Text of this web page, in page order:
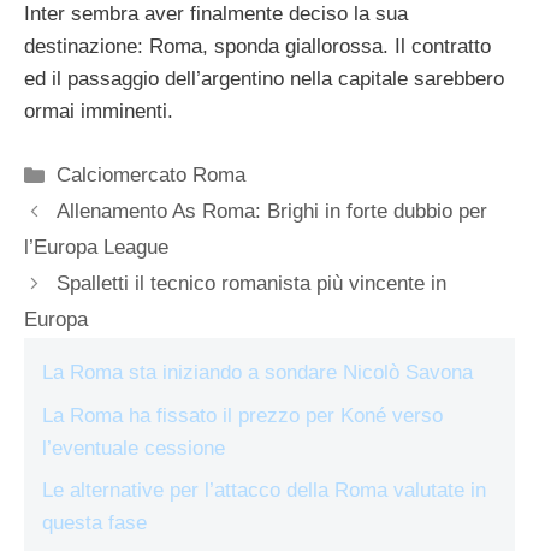
Inter sembra aver finalmente deciso la sua
destinazione: Roma, sponda giallorossa. Il contratto
ed il passaggio dell’argentino nella capitale sarebbero
ormai imminenti.
Categorie
Calciomercato Roma
Allenamento As Roma: Brighi in forte dubbio per
l’Europa League
Spalletti il tecnico romanista più vincente in
Europa
La Roma sta iniziando a sondare Nicolò Savona
La Roma ha fissato il prezzo per Koné verso
l’eventuale cessione
Le alternative per l’attacco della Roma valutate in
questa fase